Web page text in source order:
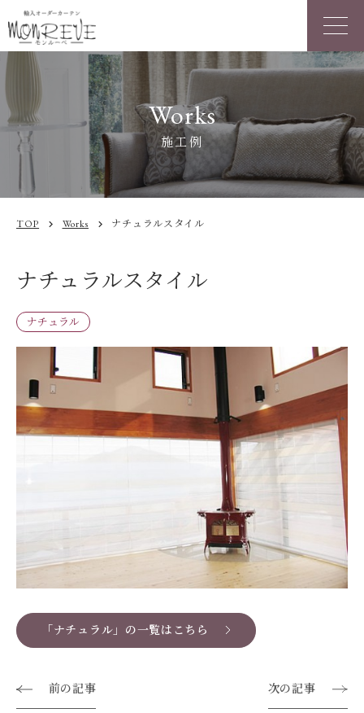
Works
施工例
TOP chevron_right Works chevron_right ナチュラルスタイル
ナチュラルスタイル
ナチュラル
「ナチュラル」の一覧はこちら
前の記事 次の記事